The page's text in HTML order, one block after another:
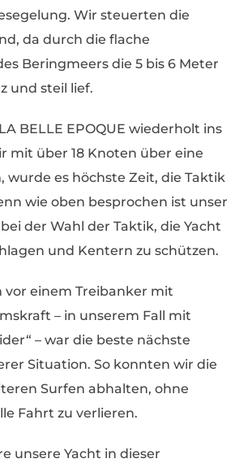
Wir steuerten die
da durch die flache
Beringmeers die 5 bis 6 Meter
und steil lief.
BELLE EPOQUE wiederholt ins
mit über 18 Knoten über eine
wurde es höchste Zeit, die Taktik
wie oben besprochen ist unser
der Wahl der Taktik, die Yacht
und Kentern zu schützen.
vor einem Treibanker mit
– in unserem Fall mit
– war die beste nächste
Situation. So konnten wir die
Surfen abhalten, ohne
Fahrt zu verlieren.
unsere Yacht in dieser